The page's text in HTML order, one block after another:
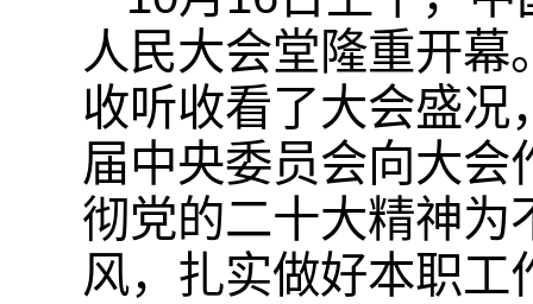
人民大会堂隆重开
收听收看了大会盛况
届中央委员会向大
彻党的二十大精神为
风，扎实做好本职